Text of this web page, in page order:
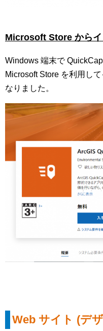
Microsoft Store から
Windows 端末で
Microsoft Store を利用し
なりました。
Web サイト (デ